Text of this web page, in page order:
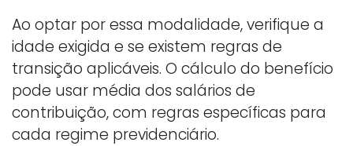
Ao optar por essa modalidade, verifique a
idade exigida e se existem regras de
transição aplicáveis. O cálculo do benefício
pode usar média dos salários de
contribuição, com regras específicas para
cada regime previdenciário.